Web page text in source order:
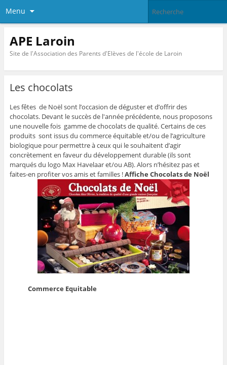
Menu
APE Laroin
Site de l'Association des Parents d'Elèves de l'école de Laroin
Les chocolats
Les fêtes de Noël sont l’occasion de déguster et d’offrir des
chocolats. Devant le succès de l'année précédente, nous proposons
une nouvelle fois gamme de chocolats de qualité. Certains de ces
produits sont issus du commerce équitable et/ou de l’agriculture
biologique pour permettre à ceux qui le souhaitent d’agir
concrètement en faveur du développement durable (ils sont
marqués du logo Max Havelaar et/ou AB). Alors n’hésitez pas et
faites-en profiter vos amis et familles !Affiche Chocolats de Noël
Commerce Equitable